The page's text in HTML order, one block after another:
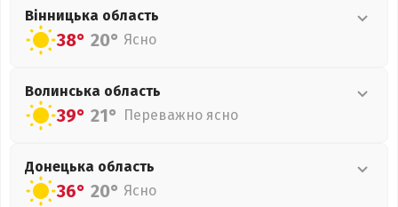
Вінницька область
38° 20° Ясно
Волинська область
39° 21° Переважно ясно
Донецька область
36° 20° Ясно